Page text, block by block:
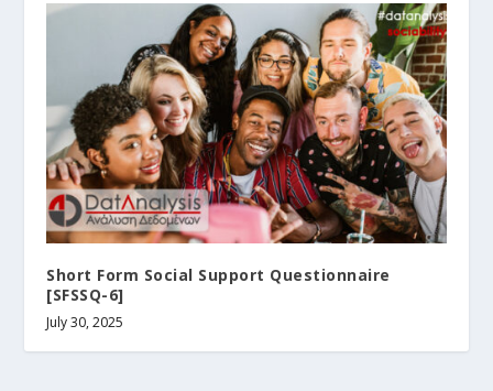
Short Form Social Support Questionnaire
[SFSSQ-6]
July 30, 2025